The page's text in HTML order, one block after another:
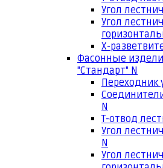
Угол
Угол
Х-
Фасонные
"Стандарт" N
Переходник
N
Т-отвод
Угол
N
Угол